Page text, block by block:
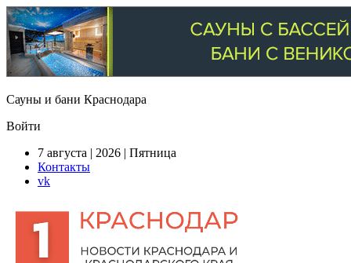
Сауны и бани Краснодара
Войти
7 августа | 2026 | Пятница
Контакты
vk